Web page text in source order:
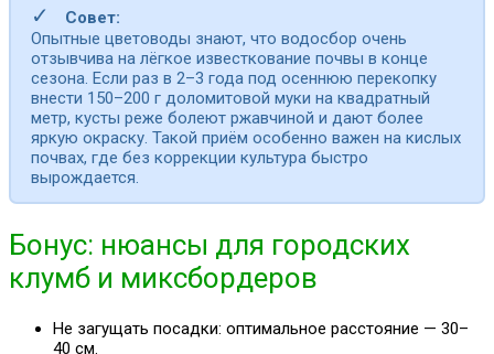
✓
Совет:
Опытные цветоводы знают, что водосбор очень
отзывчива на лёгкое известкование почвы в конце
сезона. Если раз в 2–3 года под осеннюю перекопку
внести 150–200 г доломитовой муки на квадратный
метр, кусты реже болеют ржавчиной и дают более
яркую окраску. Такой приём особенно важен на кислых
почвах, где без коррекции культура быстро
вырождается.
Бонус: нюансы для городских
клумб и миксбордеров
Не загущать посадки: оптимальное расстояние — 30–
40 см.